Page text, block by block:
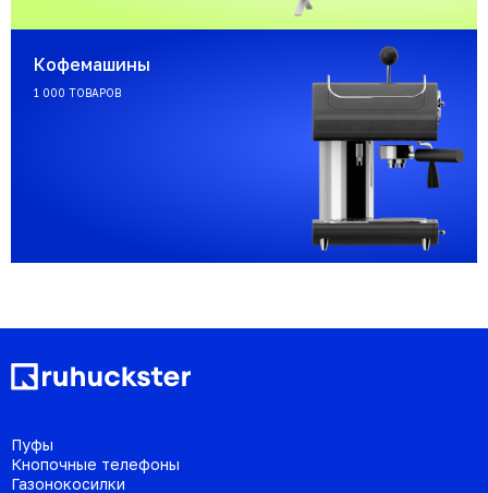
Кофемашины
1 000 ТОВАРОВ
Пуфы
Кнопочные телефоны
Газонокосилки